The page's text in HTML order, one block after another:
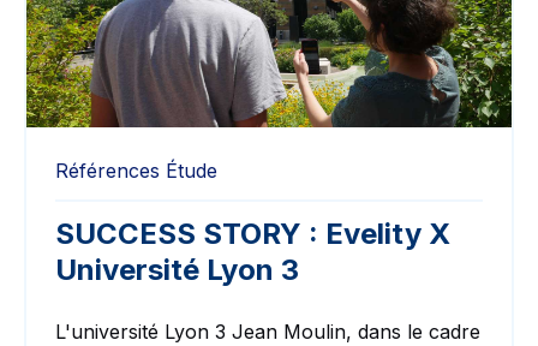
Références Étude
SUCCESS STORY : Evelity X
Université Lyon 3
L'université Lyon 3 Jean Moulin, dans le cadre